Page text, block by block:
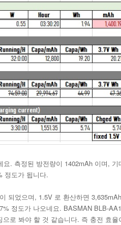
. 측정된 방전량이 1402mAh 이며,
정도가 됩니다.
되었으며, 1.5V 로 환산하면
정도가 나오네요. BASMAN BLB-
로 봐야 할 것 같습니다. 즉 충전 효